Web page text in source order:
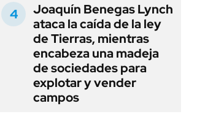
Joaquín Benegas Lynch
ataca la caída de la ley
de Tierras, mientras
encabeza una madeja
de sociedades para
explotar y vender
campos